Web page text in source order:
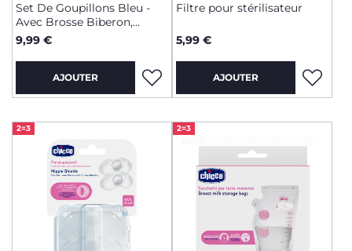
Set De Goupillons Bleu -
Avec Brosse Biberon,
Petite Brosse Et Pince
9,99 €
AJOUTER
Filtre pour stérilisateur
5,99 €
AJOUTER
2=3 2=3